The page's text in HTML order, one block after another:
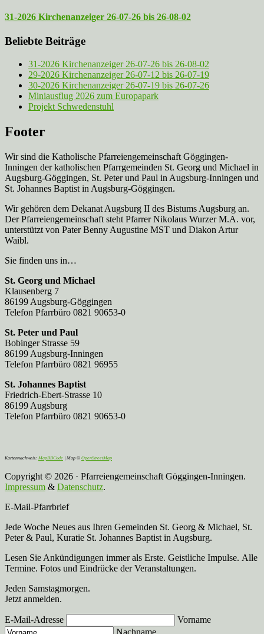
31-2026 Kirchenanzeiger 26-07-26 bis 26-08-02
Beliebte Beiträge
31-2026 Kirchenanzeiger 26-07-26 bis 26-08-02
29-2026 Kirchenanzeiger 26-07-12 bis 26-07-19
30-2026 Kirchenanzeiger 26-07-19 bis 26-07-26
Miniausflug 2026 zum Europapark
Projekt Schwedenstuhl
Footer
Wir sind die Katholische Pfarreien­gemeinschaft Göggingen-
Inningen der katholischen Pfarrgemeinden St. Georg und Michael in
Augsburg-Göggingen, St. Peter und Paul in Augsburg-Inningen und
St. Johannes Baptist in Augsburg-Göggingen.
Wir gehören dem Dekanat Augsburg II des Bistums Augsburg an.
Der Pfarreien­gemeinschaft steht Pfarrer Nikolaus Wurzer M.A. vor,
unterstützt von Pater Benny Augustine MST und Diakon Artur
Waibl.
Sie finden uns in…
St. Georg und Michael
Klausenberg 7
86199 Augsburg-Göggingen
Telefon Pfarrbüro 0821 90653-0
St. Peter und Paul
Bobinger Strasse 59
86199 Augsburg-Inningen
Telefon Pfarrbüro 0821 96955
St. Johannes Baptist
Friedrich-Ebert-Strasse 10
86199 Augsburg
Telefon Pfarrbüro 0821 90653-0
Kartennachweis: MapBBCode | Map © OpenStreetMap
Copyright © 2026 · Pfarreiengemeinschaft Göggingen-Inningen.
Impressum & Datenschutz.
E-Mail-Pfarrbrief
Jede Woche Neues aus Ihren Gemeinden St. Georg & Michael, St.
Peter & Paul, Kuratie St. Johannes Baptist in Augsburg.
Lesen Sie Ankündigungen immer als Erste. Geistliche Impulse. Alle
Termine. Fotos und Eindrücke der Veranstaltungen.
Jeden Samstagmorgen.
Jetzt anmelden.
E-Mail-Adresse
Vorname
Nachname